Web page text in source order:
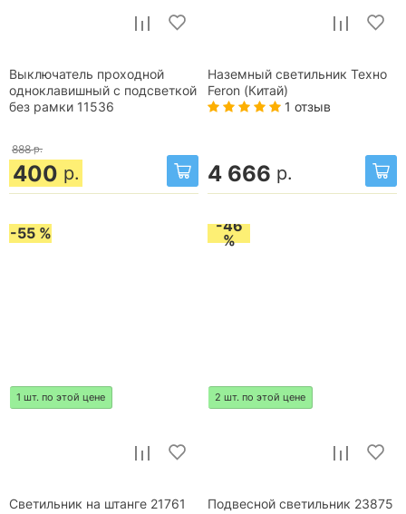
Выключатель проходной
одноклавишный с подсветкой
без рамки 11536
888 р.
400 р.
Наземный светильник Техно
Feron (Китай)
1 отзыв
4 666 р.
-55 %
1 шт. по этой цене
Светильник на штанге 21761
-46
%
2 шт. по этой цене
Подвесной светильник 23875